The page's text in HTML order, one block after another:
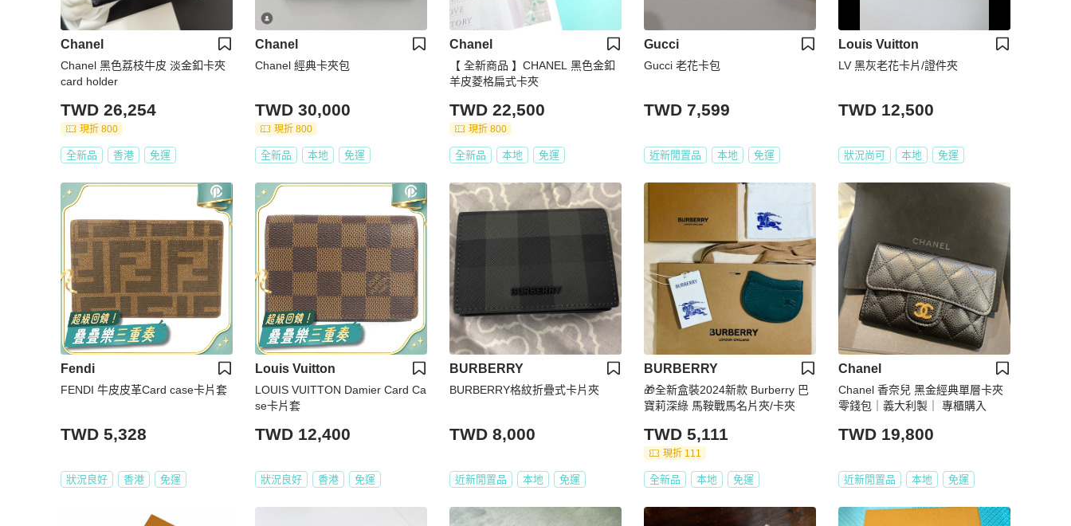
Chanel
Chanel 黑色荔枝牛皮 淡金釦卡夾
card holder
TWD 26,254
現折 800
全新品 香港 免運
Chanel
Chanel 經典卡夾包
TWD 30,000
現折 800
全新品 本地 免運
Chanel
【 全新商品 】CHANEL 黑色金釦
羊皮菱格扁式卡夾
TWD 22,500
現折 800
全新品 本地 免運
Gucci
Gucci 老花卡包
TWD 7,599
近新閒置品 本地 免運
Louis Vuitton
LV 黑灰老花卡片/證件夾
TWD 12,500
狀況尚可 本地 免運
Fendi
FENDI 牛皮皮革Card case卡片套
TWD 5,328
狀況良好 香港 免運
Louis Vuitton
LOUIS VUITTON Damier Card Ca
se卡片套
TWD 12,400
狀況良好 香港 免運
BURBERRY
BURBERRY格紋折疊式卡片夾
TWD 8,000
近新閒置品 本地 免運
BURBERRY
🎁全新盒裝2024新款 Burberry 巴
寶莉深綠 馬鞍戰馬名片夾/卡夾
TWD 5,111
現折 111
全新品 本地 免運
Chanel
Chanel 香奈兒 黑金經典單層卡夾
零錢包｜義大利製｜ 專櫃購入
TWD 19,800
近新閒置品 本地 免運